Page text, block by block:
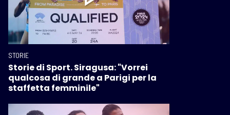
STORIE
Storie di Sport. Siragusa: "Vorrei
qualcosa di grande a Parigi per la
staffetta femminile"